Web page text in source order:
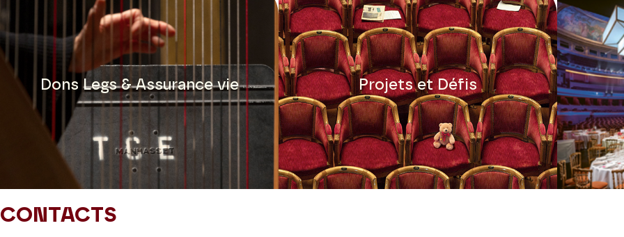
Dons Legs & Assurance vie Projets et Défis
Diapositive précédente
CONTACTS